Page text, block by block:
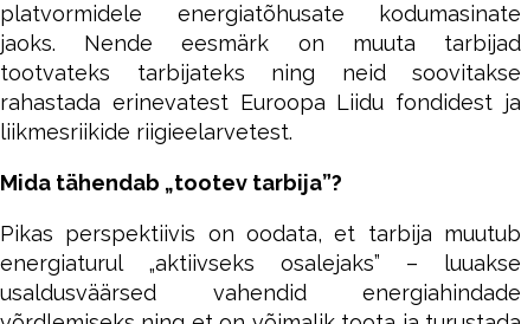
platvormidele energiatõhusate kodumasinate
jaoks. Nende eesmärk on muuta tarbijad
tootvateks tarbijateks ning neid soovitakse
rahastada erinevatest Euroopa Liidu fondidest ja
liikmesriikide riigieelarvetest.
Mida tähendab „tootev tarbija”?
Pikas perspektiivis on oodata, et tarbija muutub
energiaturul „aktiivseks osalejaks” – luuakse
usaldusväärsed vahendid energiahindade